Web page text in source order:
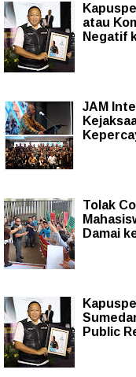
atau
Negatif
JAM
Tolak
Damai
Public